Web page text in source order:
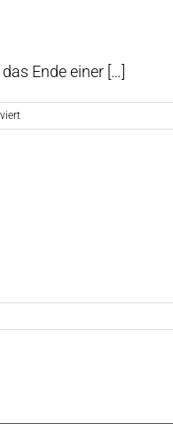
Ende einer […]
für
Das